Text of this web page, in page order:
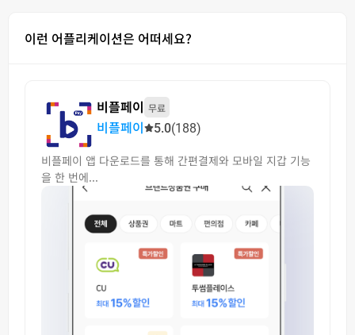
이런 어플리케이션은 어떠세요?
비플페이 무료
비플페이 5.0(188)
비플페이 앱 다운로드를 통해 간편결제와 모바일 지갑 기능
을 한 번에...